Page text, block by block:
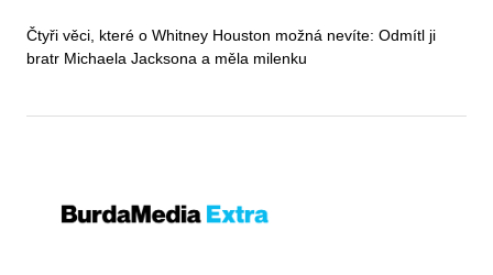
Čtyři věci, které o Whitney Houston možná nevíte: Odmítl ji
bratr Michaela Jacksona a měla milenku